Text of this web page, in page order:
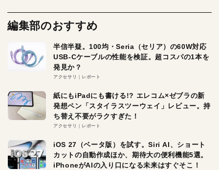
編集部のおすすめ
半信半疑。100均・Seria（セリア）の60W対応
USB-Cケーブルの性能を検証。超コスパの1本を
発見か？
アクセサリ レポート
紙にもiPadにも書ける!? エレコム×ゼブラの新
発想ペン「スタイラスツーウェイ」レビュー。持
ち替え不要がラクすぎた！
アクセサリ レポート
iOS 27（ベータ版）を試す。Siri AI、ショート
カットの自動作成ほか、期待大の便利機能5選。
iPhoneがAIの入り口になる未来はすぐそこ！